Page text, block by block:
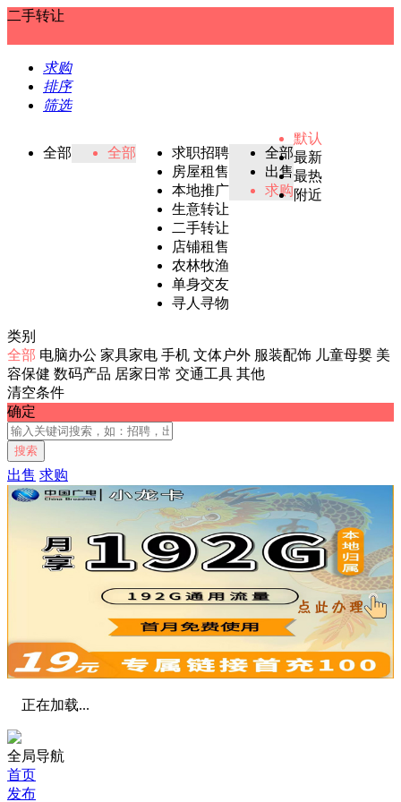
二手转让
求购
排序
筛选
全部 全部
求职招聘
房屋租售
本地推广
生意转让
二手转让
店铺租售
农林牧渔
单身交友
寻人寻物
全部
出售
求购
默认
最新
最热
附近
类别
全部 电脑办公 家具家电 手机 文体户外 服装配饰 儿童母婴 美
容保健 数码产品 居家日常 交通工具 其他
清空条件
确定
搜索
出售 求购
正在加载...
全局导航
首页
发布